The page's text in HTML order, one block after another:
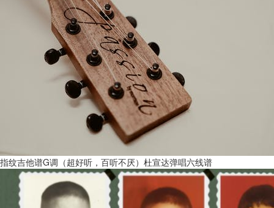
指纹吉他谱G调（超好听，百听不厌）杜宣达弹唱六线谱